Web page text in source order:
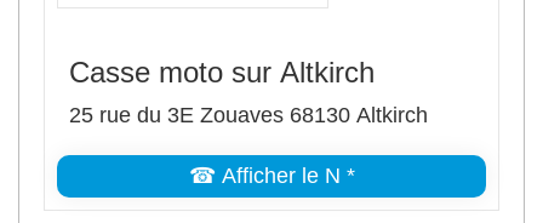
Casse moto sur Altkirch
25 rue du 3E Zouaves 68130 Altkirch
☎ Afficher le N *